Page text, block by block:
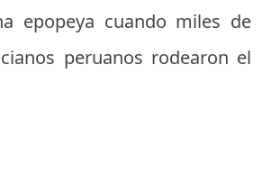
epopeya cuando miles de
peruanos rodearon el